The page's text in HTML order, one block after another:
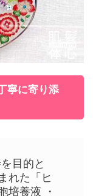
寧に寄り添
目的と
れた「ヒ
培養液 ・